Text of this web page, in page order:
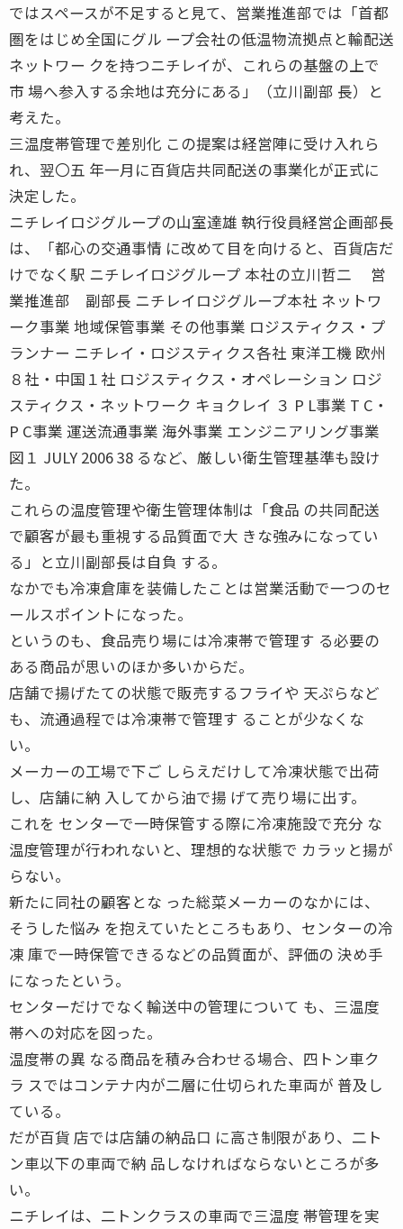
ではスペースが不足すると見て、営業推進部では「首都
圏をはじめ全国にグル ープ会社の低温物流拠点と輸配送
ネットワー クを持つニチレイが、これらの基盤の上で
市 場へ参入する余地は充分にある」（立川副部 長）と
考えた。
三温度帯管理で差別化 この提案は経営陣に受け入れら
れ、翌〇五 年一月に百貨店共同配送の事業化が正式に
決定した。
ニチレイロジグループの山室達雄 執行役員経営企画部長
は、「都心の交通事情 に改めて目を向けると、百貨店だ
けでなく駅 ニチレイロジグループ 本社の立川哲二 営
業推進部 副部長 ニチレイロジグループ本社 ネットワ
ーク事業 地域保管事業 その他事業 ロジスティクス・プ
ランナー ニチレイ・ロジスティクス各社 東洋工機 欧州
８社・中国１社 ロジスティクス・オペレーション ロジ
スティクス・ネットワーク キョクレイ ３ P L事業 T C・
P C事業 運送流通事業 海外事業 エンジニアリング事業
図１ JULY 2006 38 るなど、厳しい衛生管理基準も設け
た。
これらの温度管理や衛生管理体制は「食品 の共同配送
で顧客が最も重視する品質面で大 きな強みになってい
る」と立川副部長は自負 する。
なかでも冷凍倉庫を装備したことは営業活動で一つのセ
ールスポイントになった。
というのも、食品売り場には冷凍帯で管理す る必要の
ある商品が思いのほか多いからだ。
店舗で揚げたての状態で販売するフライや 天ぷらなど
も、流通過程では冷凍帯で管理す ることが少なくな
い。
メーカーの工場で下ご しらえだけして冷凍状態で出荷
し、店舗に納 入してから油で揚 げて売り場に出す。
これを センターで一時保管する際に冷凍施設で充分 な
温度管理が行われないと、理想的な状態で カラッと揚が
らない。
新たに同社の顧客とな った総菜メーカーのなかには、
そうした悩み を抱えていたところもあり、センターの冷
凍 庫で一時保管できるなどの品質面が、評価の 決め手
になったという。
センターだけでなく輸送中の管理について も、三温度
帯への対応を図った。
温度帯の異 なる商品を積み合わせる場合、四トン車ク
ラ スではコンテナ内が二層に仕切られた車両が 普及し
ている。
だが百貨 店では店舗の納品口 に高さ制限があり、二ト
ン車以下の車両で納 品しなければならないところが多
い。
ニチレイは、二トンクラスの車両で三温度 帯管理を実